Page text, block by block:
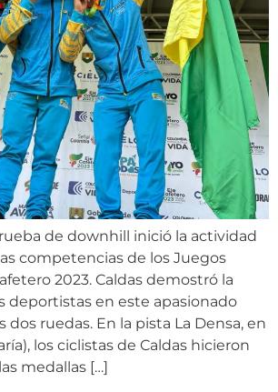
de downhill inició la actividad
competencias de los Juegos
2023. Caldas demostró la
deportistas en este apasionado
dos ruedas. En la pista La Densa, en
los ciclistas de Caldas hicieron
medallas […]